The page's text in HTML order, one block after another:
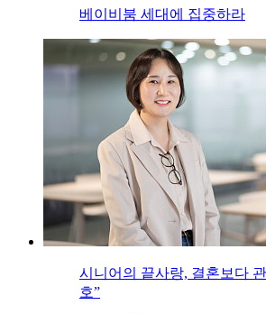
베이비붐 세대에 집중하라
시니어의 끝사랑, 결혼보다
호”